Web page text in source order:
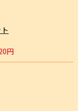
円